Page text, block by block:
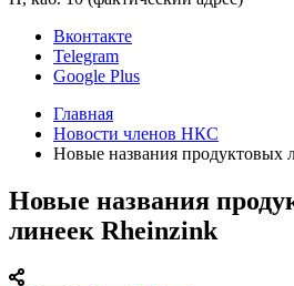
Вконтакте
Telegram
Google Plus
Главная
Новости членов НКС
Новые названия продуктовых
Новые названия
линеек Rheinzink